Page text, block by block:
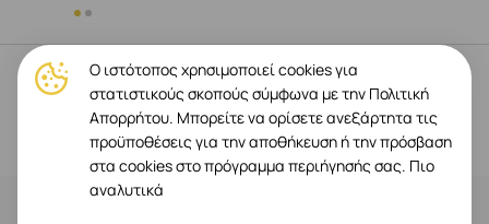
Ο ιστότοπος χρησιμοποιεί cookies για
στατιστικούς σκοπούς σύμφωνα με την Πολιτική
Απορρήτου. Μπορείτε να ορίσετε ανεξάρτητα τις
προϋποθέσεις για την αποθήκευση ή την πρόσβαση
στα cookies στο πρόγραμμα περιήγησής σας. Πιο
αναλυτικά